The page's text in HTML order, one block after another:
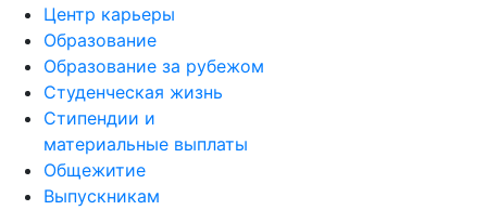
Центр карьеры
Образование
Образование за рубежом
Студенческая жизнь
Стипендии и
материальные выплаты
Общежитие
Выпускникам